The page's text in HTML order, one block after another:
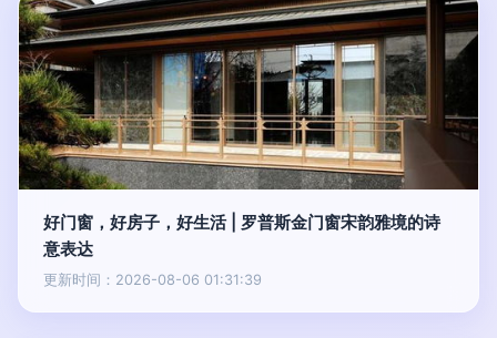
好门窗，好房子，好生活 | 罗普斯金门窗宋韵雅境的诗
意表达
更新时间：2026-08-06 01:31:39